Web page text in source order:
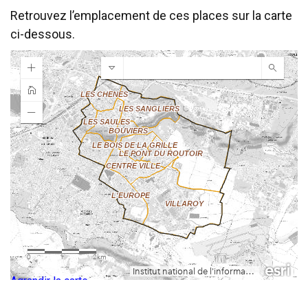
Retrouvez l’emplacement de ces places sur la carte
ci-dessous.
Agrandir la carte